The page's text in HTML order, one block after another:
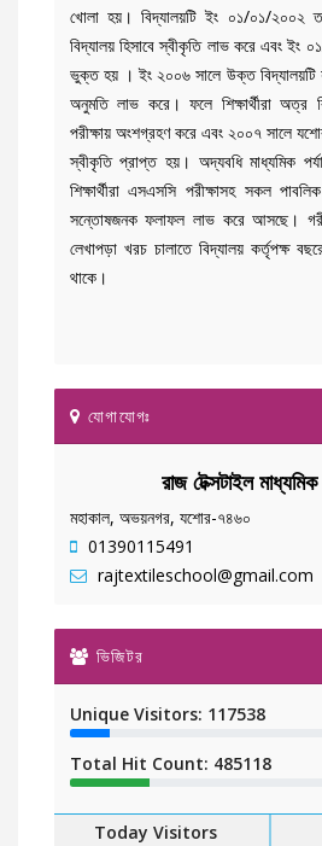
খোলা হয়। বিদ্যালয়টি ইং ০১/০১/২০০২
বিদ্যালয় হিসাবে স্বীকৃতি লাভ করে এবং ইং
ভুক্ত হয় । ইং ২০০৬ সালে উক্ত বিদ্যালয়টি
অনুমতি লাভ করে। ফলে শিক্ষার্থীরা অত্র
পরীক্ষায় অংশগ্রহণ করে এবং ২০০৭ সালে
স্বীকৃতি প্রাপ্ত হয়। অদ্যবধি মাধ্যমিক
শিক্ষার্থীরা এসএসসি পরীক্ষাসহ সকল
সন্তোষজনক ফলাফল লাভ করে আসছে। গরীব
লেখাপড়া খরচ চালাতে বিদ্যালয় কর্তৃপক্ষ
থাকে।
যোগাযোগঃ
রাজ টেক্সটাইল
মহাকাল, অভয়নগর, যশোর-৭৪৬০
01390115491
rajtextileschool@gmail.com
ভিজিটর
Unique Visitors: 117538
Total Hit Count: 485118
Today Visitors